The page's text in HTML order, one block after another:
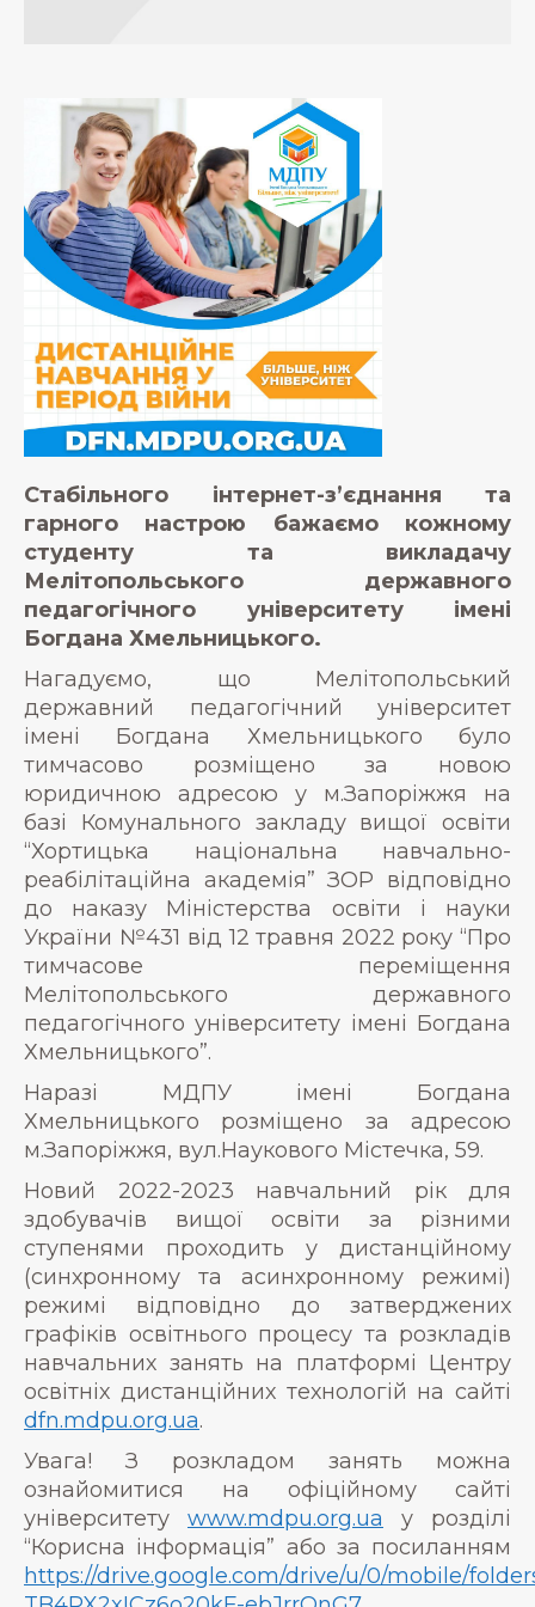
Стабільного інтернет-з’єднання та
гарного настрою бажаємо кожному
студенту та викладачу
Мелітопольського державного
педагогічного університету імені
Богдана Хмельницького.
Нагадуємо, що Мелітопольський
державний педагогічний університет
імені Богдана Хмельницького було
тимчасово розміщено за новою
юридичною адресою у м.Запоріжжя на
базі Комунального закладу вищої освіти
“Хортицька національна навчально-
реабілітаційна академія” ЗОР відповідно
до наказу Міністерства освіти і науки
України №431 від 12 травня 2022 року “Про
тимчасове переміщення
Мелітопольського державного
педагогічного університету імені Богдана
Хмельницького”.
Наразі МДПУ імені Богдана
Хмельницького розміщено за адресою
м.Запоріжжя, вул.Наукового Містечка, 59.
Новий 2022-2023 навчальний рік для
здобувачів вищої освіти за різними
ступенями проходить у дистанційному
(синхронному та асинхронному режимі)
режимі відповідно до затверджених
графіків освітнього процесу та розкладів
навчальних занять на платформі Центру
освітніх дистанційних технологій на сайті
dfn.mdpu.org.ua.
Увага! З розкладом занять можна
ознайомитися на офіційному сайті
університету www.mdpu.org.ua у розділі
“Корисна інформація” або за посиланням
https://drive.google.com/drive/u/0/mobile/